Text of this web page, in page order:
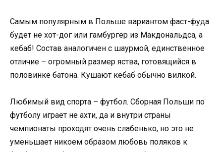
Самым популярным в Польше вариантом фаст-фуда
будет не хот-дог или гамбургер из Макдональдса, а
кебаб! Состав аналогичен с шаурмой, единственное
отличие – огромный размер яства, готовящийся в
половинке батона. Кушают кебаб обычно вилкой.
Любимый вид спорта – футбол. Сборная Польши по
футболу играет не ахти, да и внутри страны
чемпионаты проходят очень слабенько, но это не
уменьшает никоем образом любовь поляков к